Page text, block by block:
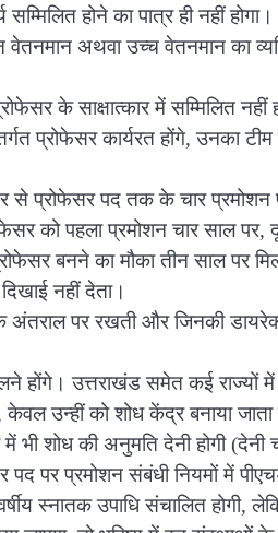
होने का पात्र ही नहीं
अथवा उच्च वेतनमान का
के साक्षात्कार में सम्मिलित
प्रोफेसर कार्यरत होंगे, उनका
प्रोफेसर पद तक के चार प्रमोशन
को पहला प्रमोशन चार साल पर,
बनने का मौका तीन साल पर
नहीं देता।
के अंतराल पर रखती और जिनकी
होंगे। उत्तराखंड समेत कई राज्यों
उन्हीं को शोध केंद्र बनाया
शोध की अनुमति देनी होगी (देनी
पद पर प्रमोशन संबंधी नियमों में
स्नातक उपाधि संचालित होगी,